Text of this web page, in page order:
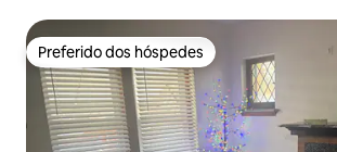
Preferido dos hóspedes
Preferido dos hóspedes